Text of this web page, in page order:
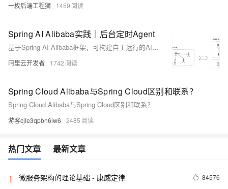
一枚后端工程狮 1459
Spring AI Alibaba实践｜后台定时Agent
基于Spring AI Alibaba框架，可构建自主运行的AI Agent，突破传统Chat模式限制，支持定时任务、事件响应与人工协同，实现数据采集、分析到决策的自动化闭环，提升企业智能化效率。
阿里云开发者 1742
Spring Cloud Alibaba与Spring Cloud区别和联系？
Spring Cloud Alibaba与Spring Cloud区别和联系？
游客cjle3qpbn6lw6 2485
热门文章 最新文章
1 微服务架构的理论基础 - 康威定律 84576